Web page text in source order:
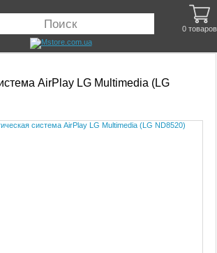
AirPlay LG Multimedia (LG
0 товаров